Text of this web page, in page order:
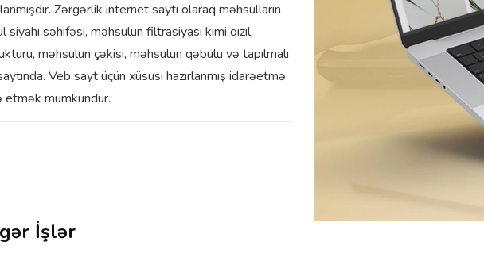
Zərgərlik internet saytı olaraq məhsulların
siyahı səhifəsi, məhsulun filtrasiyası kimi qızıl,
məhsulun çəkisi, məhsulun qəbulu və tapılmalı
Veb sayt üçün xüsusi hazırlanmış idarəetmə
etmək mümkündür.
İşlər